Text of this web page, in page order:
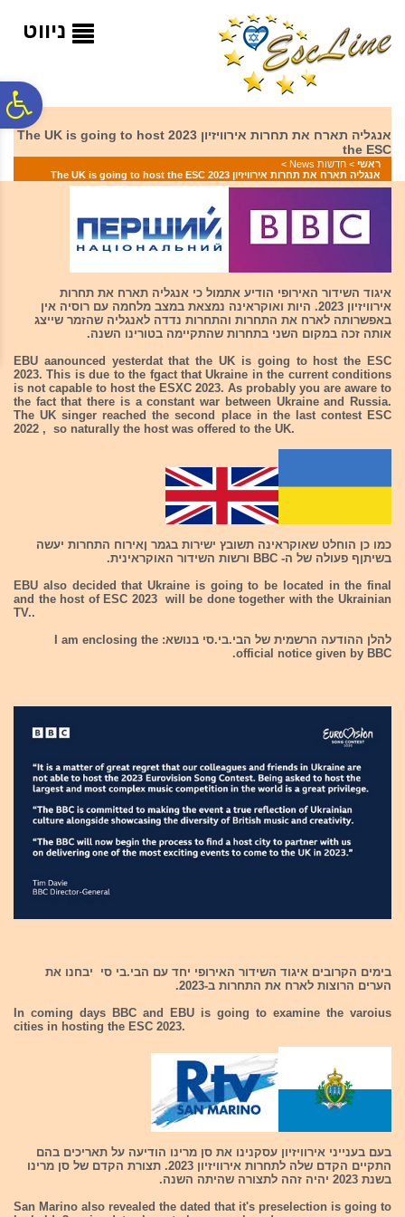
המרכזי
ניווט
אנגליה תארח את תחרות אירוויזיון 2023 The UK is going to host
the ESC
ראשי > חדשות News
>
אנגליה תארח את תחרות אירוויזיון 2023 The UK is going to host the ESC
איגוד השידור האירופי הודיע אתמול כי אנגליה תארח את תחרות
אירוויזיון 2023. היות ואוקראינה נמצאת במצב מלחמה עם רוסיה אין
באפשרותה לארח את התחרות והתחרות נדדה לאנגליה שהזמר שייצג
אותה זכה במקום השני בתחרות שהתקיימה בטורינו השנה.
EBU aanounced yesterdat that the UK is going to host the ESC
2023. This is due to the fgact that Ukraine in the current conditions
is not capable to host the ESXC 2023. As probably you are aware to
the fact that there is a constant war between Ukraine and Russia.
The UK singer reached the second place in the last contest ESC
2022 , so naturally the host was offered to the UK.
כמו כן הוחלט שאוקראינה תשובץ ישירות בגמר ןאירוח התחרות יעשה
בשיתןף פעולה של ה- BBC ורשות השידור האוקראינית.
EBU also decided that Ukraine is going to be located in the final
and the host of ESC 2023 will be done together with the Ukrainian
TV..
להלן ההודעה הרשמית של הבי.בי.סי בנושא: I am enclosing the
official notice given by BBC.
בימים הקרובים איגוד השידור האירופי יחד עם הבי.בי סי יבחנו את
הערים הרוצות לארח את התחרות ב-2023.
In coming days BBC and EBU is going to examine the varoius
cities in hosting the ESC 2023.
בעם בענייני אירוויזיון עסקנינו את סן מרינו הודיעה על תאריכים בהם
התקיים הקדם שלה לתחרות אירוויזיון 2023. תצורת הקדם של סן מרינו
בשנת 2023 יהיה זהה לתצורה שהיתה השנה.
San Marino also revealed the dated that it's preselection is going to